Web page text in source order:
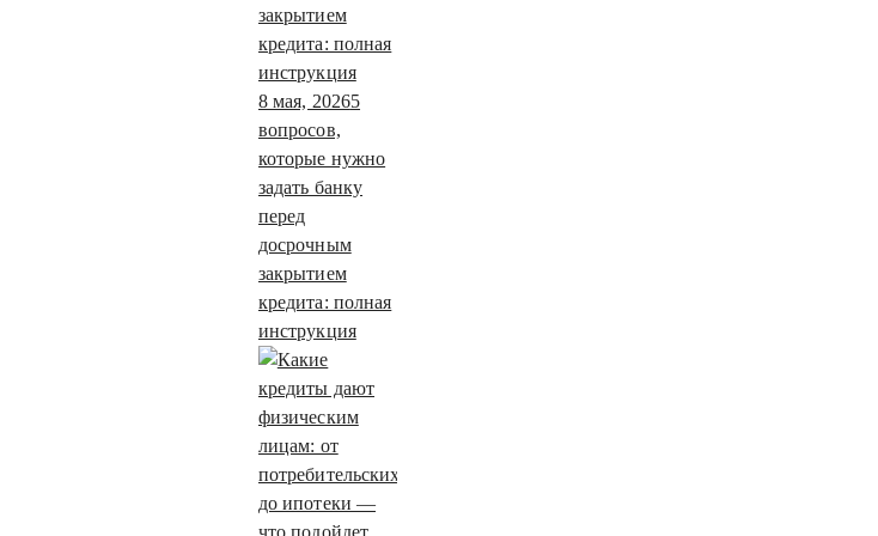
8 мая, 20265
вопросов,
которые нужно
задать банку
перед
досрочным
закрытием
кредита: полная
инструкция